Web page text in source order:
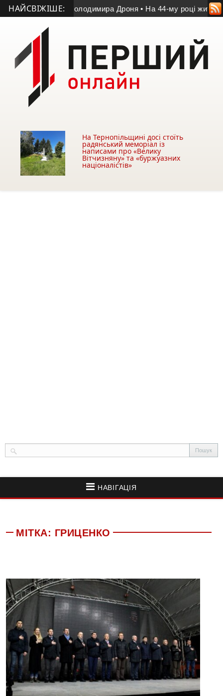
НАЙСВІЖІШЕ:
пам’яті Володимира Дроня • На 44-му році життя
На Тернопільщині досі стоїть
радянський меморіал із
написами про «Велику
Вітчизняну» та «буржуазних
націоналістів»
НАВІГАЦІЯ
МІТКА: ГРИЦЕНКО